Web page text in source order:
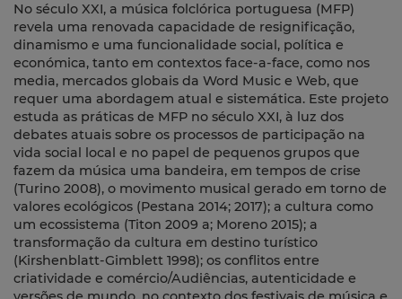
No século XXI, a música folclórica portuguesa (MFP)
revela uma renovada capacidade de resignificação,
dinamismo e uma funcionalidade social, política e
económica, tanto em contextos face-a-face, como nos
media, mercados globais da Word Music e Web, que
requer uma abordagem atual e sistemática. Este projeto
estuda as práticas de MFP no século XXI, à luz dos
debates atuais sobre os processos de participação na
vida social local e no papel de pequenos grupos que
fazem da música uma bandeira, em tempos de crise
(Turino 2008), o movimento musical gerado em torno de
valores ecológicos (Pestana 2014; 2017); a cultura como
um ecossistema (Titon 2009 a; Moreno 2015); a
transformação da cultura em destino turístico
(Kirshenblatt-Gimblett 1998); os conflitos entre
criatividade e comércio/Audiências, autenticidade e